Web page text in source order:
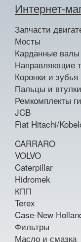
Интернет-
Запчасти
Мосты
Карданные валы
Направляющие
Коронки и зубья
Пальцы и втулки
Ремкомплекты
JCB
Fiat Hitachi/
CARRARO
VOLVO
Caterpillar
Hidromek
КПП
Terex
Case-New
Фильтры
Масло и смазка